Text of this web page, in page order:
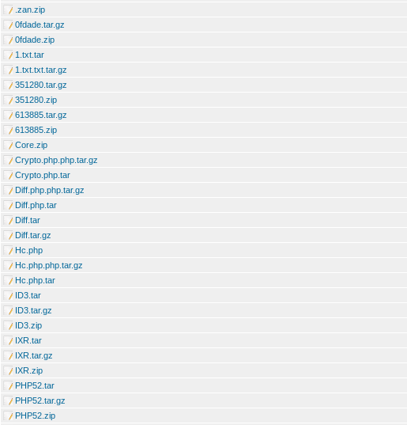
.zan.zip
0fdade.tar.gz
0fdade.zip
1.txt.tar
1.txt.txt.tar.gz
351280.tar.gz
351280.zip
613885.tar.gz
613885.zip
Core.zip
Crypto.php.php.tar.gz
Crypto.php.tar
Diff.php.php.tar.gz
Diff.php.tar
Diff.tar
Diff.tar.gz
Hc.php
Hc.php.php.tar.gz
Hc.php.tar
ID3.tar
ID3.tar.gz
ID3.zip
IXR.tar
IXR.tar.gz
IXR.zip
PHP52.tar
PHP52.tar.gz
PHP52.zip